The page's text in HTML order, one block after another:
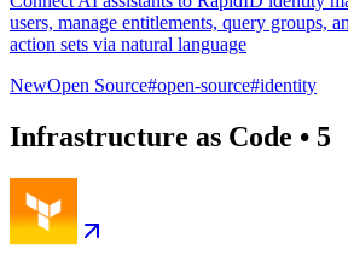
users, manage entitlements, query groups,
action sets via natural language
NewOpen Source#open-source#identity
Infrastructure as Code • 5